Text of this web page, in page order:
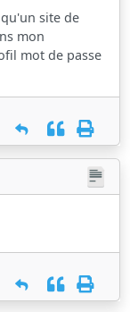
site de
mon
mot de passe